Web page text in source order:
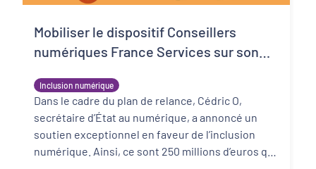
Inclusion numérique
Mobiliser le dispositif Conseillers
numériques France Services sur son
Dans le cadre du plan de relance, Cédric O,
secrétaire d’État au numérique, a annoncé un
soutien exceptionnel en faveur de l’inclusion
numérique. Ainsi, ce sont 250 millions d’euros qui